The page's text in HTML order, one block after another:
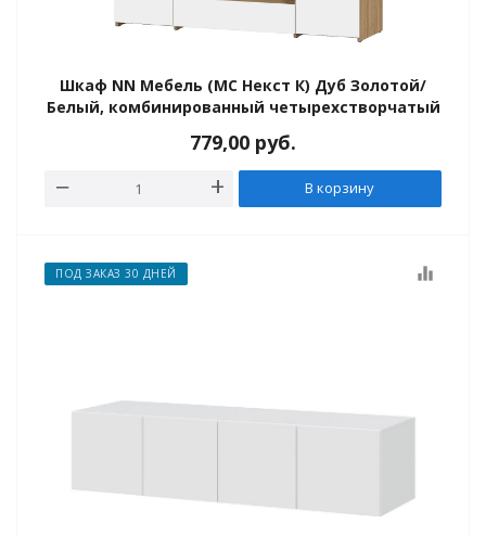
Шкаф NN Мебель (МС Некст К) Дуб Золотой/
Белый, комбинированный четырехстворчатый
779,00 руб.
В корзину
ПОД ЗАКАЗ 30 ДНЕЙ equalizer